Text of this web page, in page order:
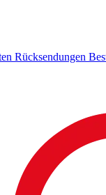
Rücksendungen